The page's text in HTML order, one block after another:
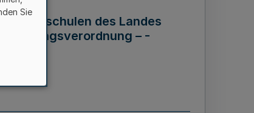
Hochschulen des Landes
– -
Sie